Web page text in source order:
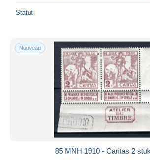
Statut
Nouveau
85 MNH 1910 - Caritas 2